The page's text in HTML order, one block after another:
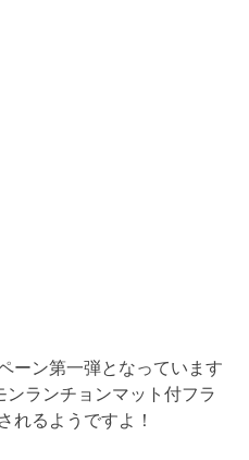
ーン第一弾となっています
ランチョンマット付フラ
れるようですよ！